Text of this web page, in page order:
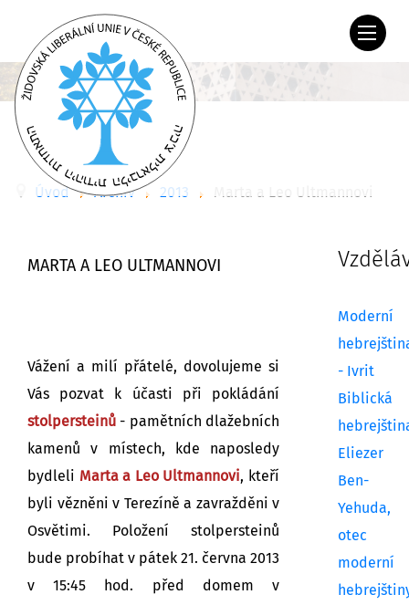
Úvod Archiv 2013 Marta a Leo Ultmannovi
MARTA A LEO ULTMANNOVI
Vážení a milí přátelé, dovolujeme si
Vás pozvat k účasti při pokládání
stolpersteinů - pamětních dlažebních
kamenů v místech, kde naposledy
bydleli Marta a Leo Ultmannovi, kteří
byli vězněni v Terezíně a zavražděni v
Osvětimi. Položení stolpersteinů
bude probíhat v pátek 21. června 2013
v 15:45 hod. před domem v
Moderní
- Ivrit
Biblická
Eliezer
Ben-
Yehuda,
otec
moderní